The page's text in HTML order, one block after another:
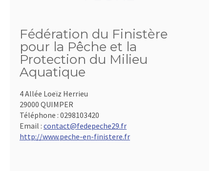
Fédération du Finistère
pour la Pêche et la
Protection du Milieu
Aquatique
4 Allée Loeïz Herrieu
29000 QUIMPER
Téléphone : 0298103420
Email : contact@fedepeche29.fr
http://www.peche-en-finistere.fr